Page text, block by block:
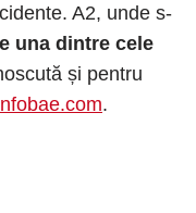
A2, unde s-
una dintre cele
și pentru
.